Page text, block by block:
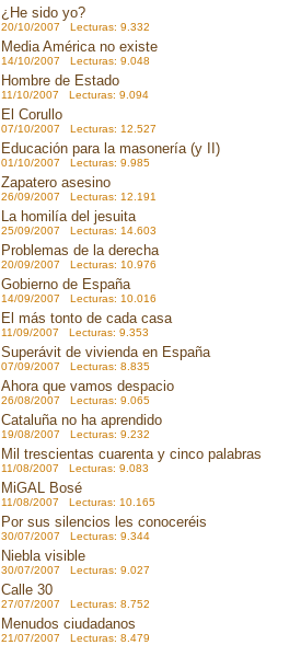
¿He sido yo?
20/10/2007 Lecturas: 9.332
Media América no existe
14/10/2007 Lecturas: 9.048
Hombre de Estado
11/10/2007 Lecturas: 9.094
El Corullo
07/10/2007 Lecturas: 12.527
Educación para la masonería (y II)
01/10/2007 Lecturas: 9.985
Zapatero asesino
26/09/2007 Lecturas: 12.191
La homilía del jesuita
25/09/2007 Lecturas: 14.603
Problemas de la derecha
20/09/2007 Lecturas: 10.976
Gobierno de España
14/09/2007 Lecturas: 10.016
El más tonto de cada casa
11/09/2007 Lecturas: 9.353
Superávit de vivienda en España
07/09/2007 Lecturas: 8.835
Ahora que vamos despacio
26/08/2007 Lecturas: 9.065
Cataluña no ha aprendido
19/08/2007 Lecturas: 9.232
Mil trescientas cuarenta y cinco palabras
11/08/2007 Lecturas: 9.083
MiGAL Bosé
11/08/2007 Lecturas: 10.165
Por sus silencios les conoceréis
30/07/2007 Lecturas: 9.344
Niebla visible
30/07/2007 Lecturas: 9.027
Calle 30
27/07/2007 Lecturas: 8.752
Menudos ciudadanos
21/07/2007 Lecturas: 8.479